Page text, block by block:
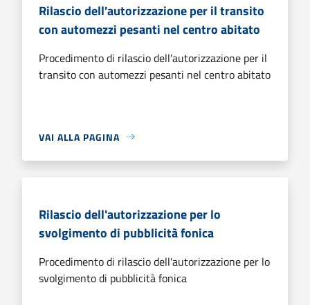
Rilascio dell'autorizzazione per il transito
con automezzi pesanti nel centro abitato
Procedimento di rilascio dell'autorizzazione per il
transito con automezzi pesanti nel centro abitato
VAI ALLA PAGINA
Rilascio dell'autorizzazione per lo
svolgimento di pubblicità fonica
Procedimento di rilascio dell'autorizzazione per lo
svolgimento di pubblicità fonica